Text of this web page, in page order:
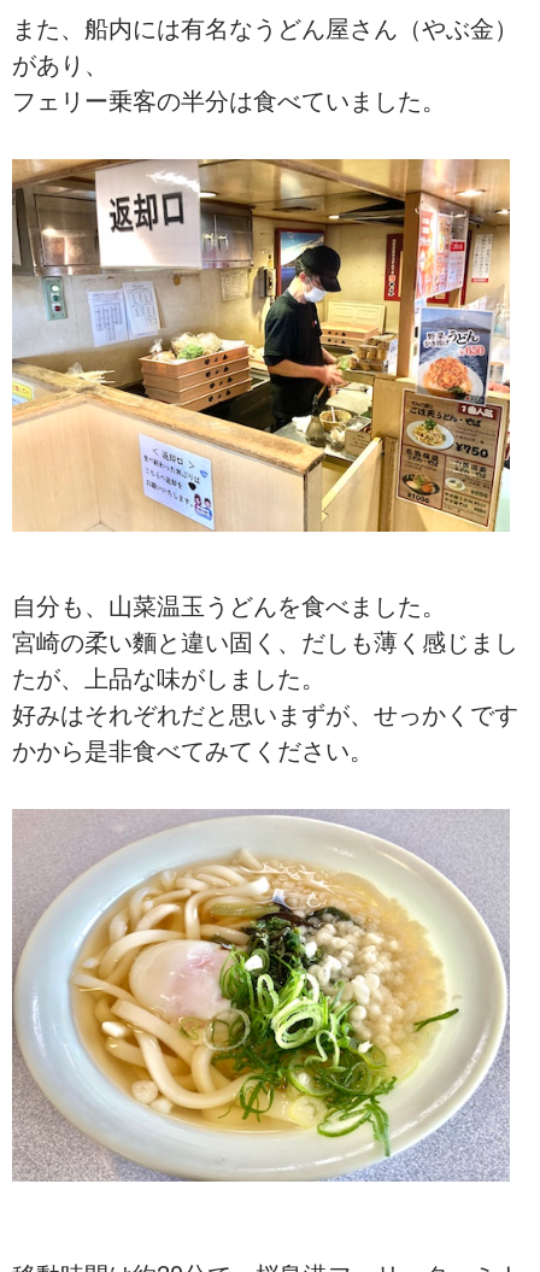
また、船内には有名なうどん屋さん（やぶ金）
があり、
フェリー乗客の半分は食べていました。
自分も、山菜温玉うどんを食べました。
宮崎の柔い麵と違い固く、だしも薄く感じまし
たが、上品な味がしました。
好みはそれぞれだと思いまずが、せっかくです
かから是非食べてみてください。